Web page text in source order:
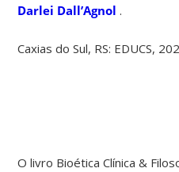
Darlei Dall’Agnol .
Caxias do Sul, RS: EDUCS,
O livro Bioética Clínica &